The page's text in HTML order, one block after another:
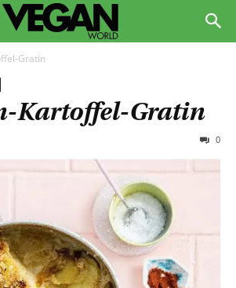
Gratin
Kartoffel-Gratin
0